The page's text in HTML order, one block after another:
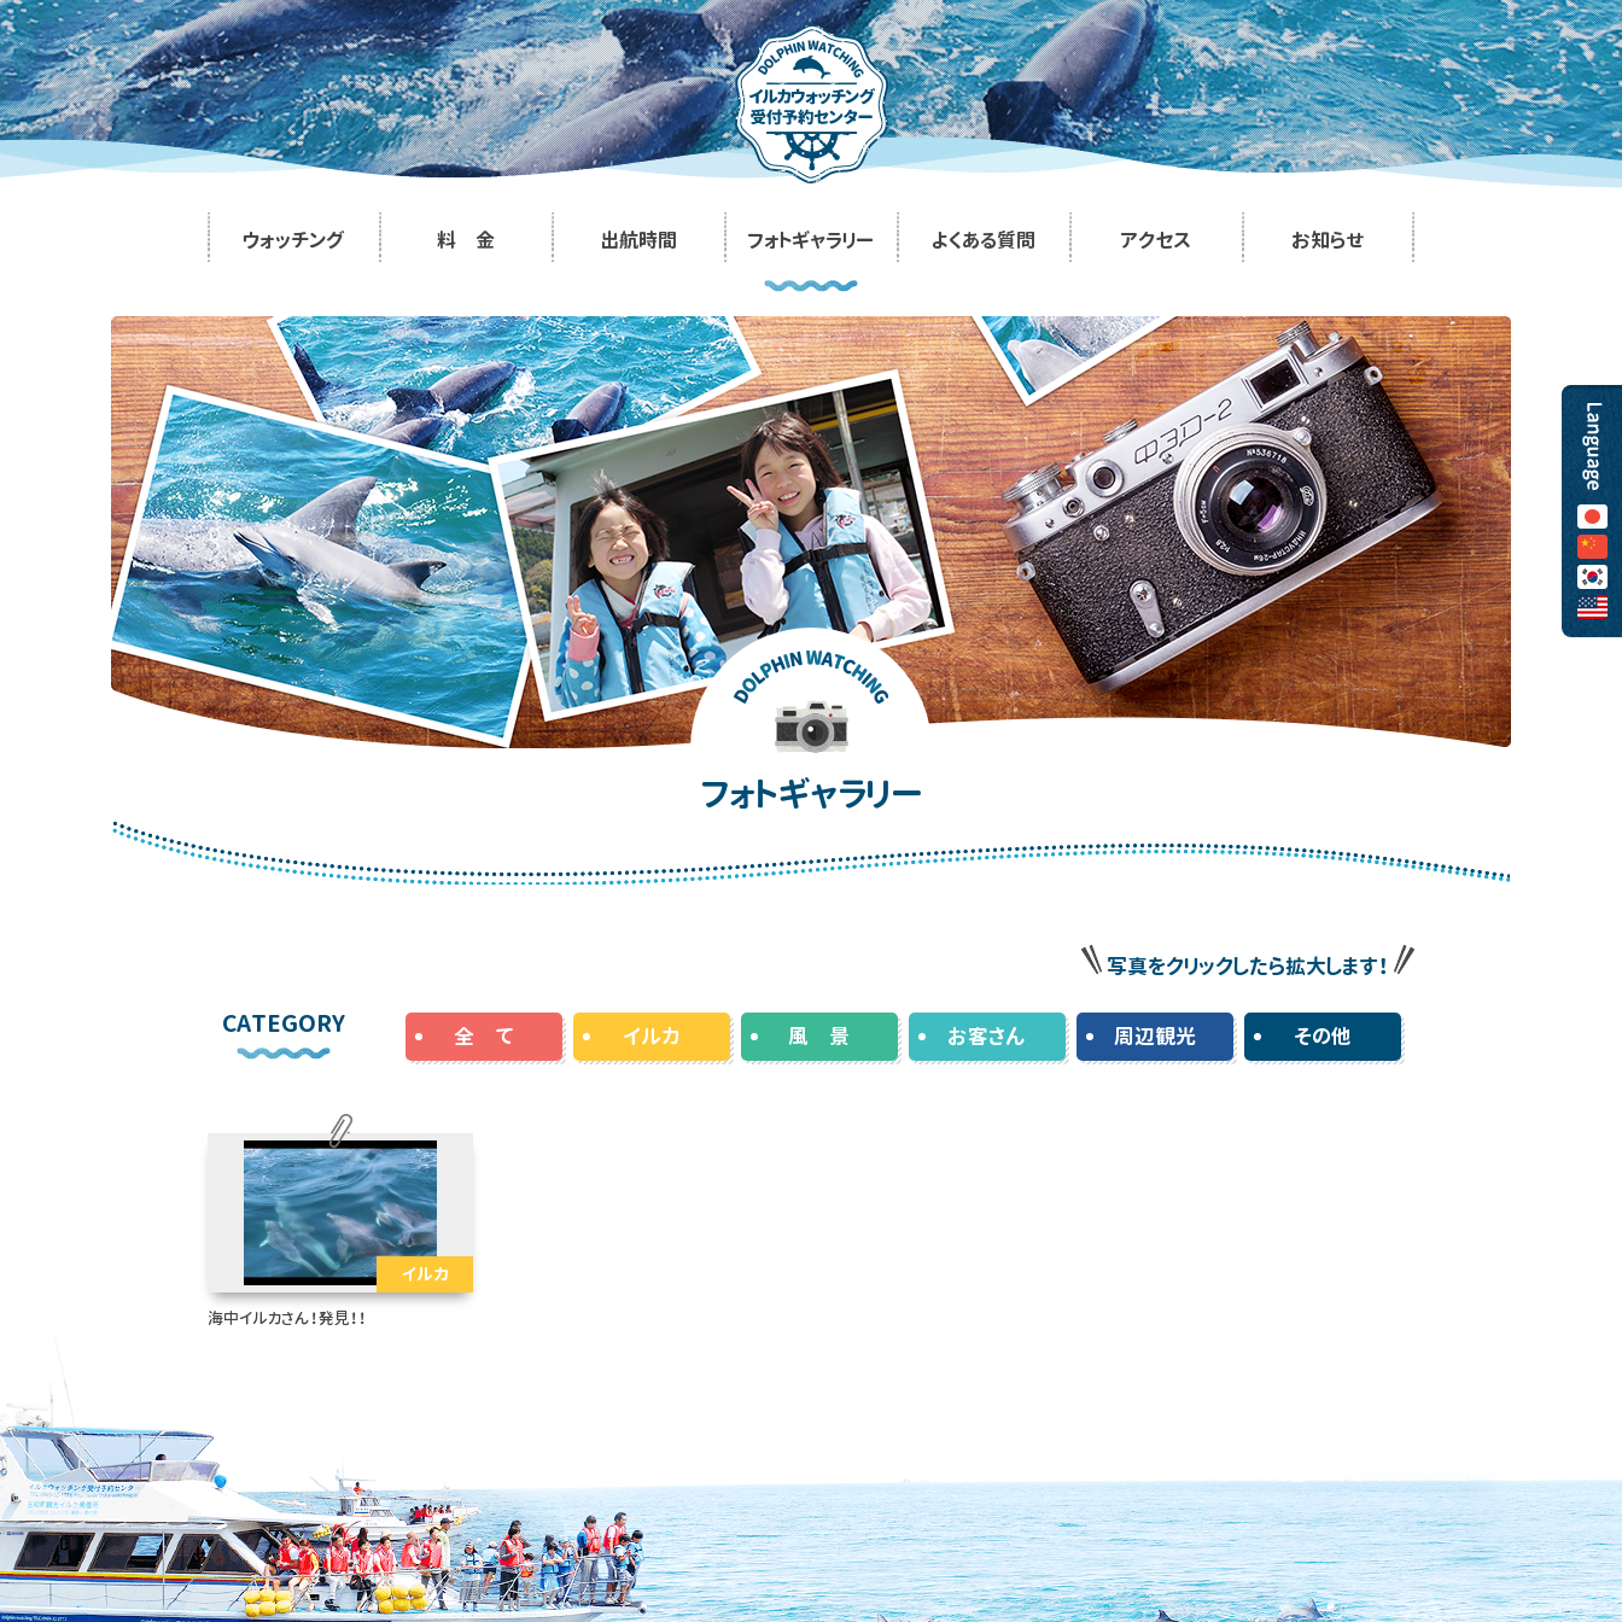
ウォッチング 料 金 出航時間 フォトギャラリー よくある質問 アクセス お知らせ
フォトギャラリー
写真をクリックしたら拡大します！
CATEGORY 全 て イルカ 風 景 お客さん 周辺観光 その他
イルカ
海中イルカさん！発見！！